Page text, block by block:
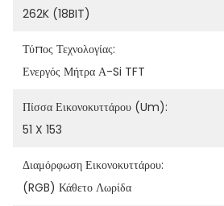
262K (18BIT)
Τύπος Τεχνολογίας:
Ενεργός Μήτρα Α-Si TFT
Πίσσα Εικονοκυττάρου (um):
51 X 153
Διαμόρφωση Εικονοκυττάρου:
(RGB) Κάθετο Λωρίδα